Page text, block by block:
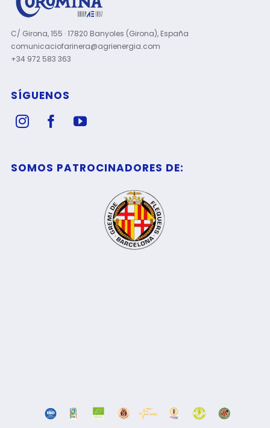
C/ Girona, 155 · 17820 Banyoles (Girona), España
comunicaciofarinera@agrienergia.com
+34 972 583 363
SÍGUENOS
SOMOS PATROCINADORES DE: